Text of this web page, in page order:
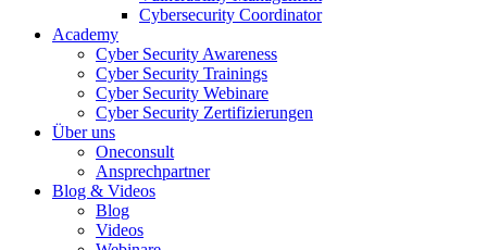
Cybersecurity Coordinator
Academy
Cyber Security Awareness
Cyber Security Trainings
Cyber Security Webinare
Cyber Security Zertifizierungen
Über uns
Oneconsult
Ansprechpartner
Blog & Videos
Blog
Videos